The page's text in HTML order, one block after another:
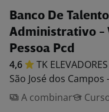
Banco De
Administrativo -
Pessoa Pcd
4,6 TK ELEVADORES
São José dos Campos
A combinar